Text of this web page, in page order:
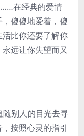
在经典的爱情
傻傻地爱着，傻
比你还要了解你
远让你失望而又
别人的目光去寻
按照心灵的指引